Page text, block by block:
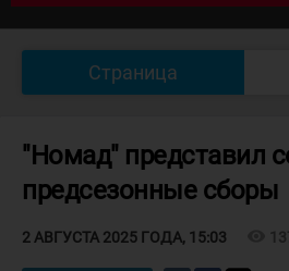
Страница
"Номад" представил
предсезонные сборы
2 АВГУСТА 2025 ГОДА, 15:03